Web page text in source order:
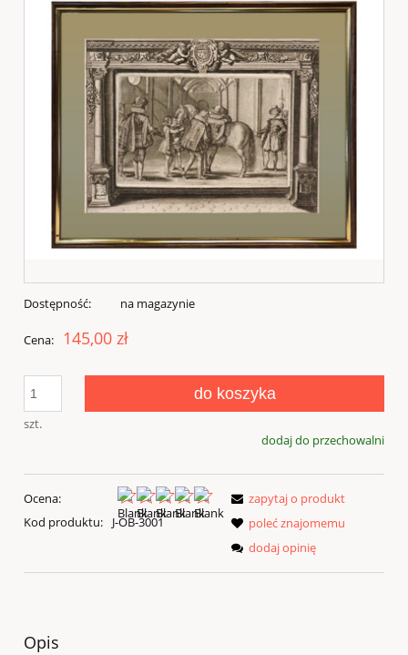
Dostępność: na magazynie
Cena: 145,00 zł
szt.
do koszyka
dodaj do przechowalni
Ocena:
Kod produktu:
J-OB-3001
zapytaj o produkt
poleć znajomemu
dodaj opinię
Opis